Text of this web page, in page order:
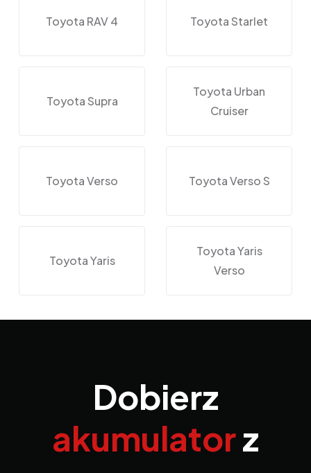
Toyota RAV 4 Toyota Starlet
Toyota Supra
Toyota Urban
Cruiser
Toyota Verso Toyota Verso S
Toyota Yaris
Toyota Yaris
Verso
Dobierz
akumulatorz